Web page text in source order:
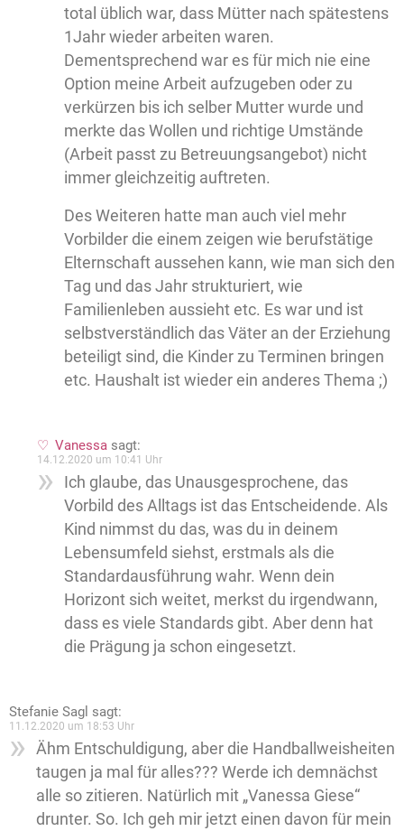
total üblich war, dass Mütter nach spätestens
1Jahr wieder arbeiten waren.
Dementsprechend war es für mich nie eine
Option meine Arbeit aufzugeben oder zu
verkürzen bis ich selber Mutter wurde und
merkte das Wollen und richtige Umstände
(Arbeit passt zu Betreuungsangebot) nicht
immer gleichzeitig auftreten.
Des Weiteren hatte man auch viel mehr
Vorbilder die einem zeigen wie berufstätige
Elternschaft aussehen kann, wie man sich den
Tag und das Jahr strukturiert, wie
Familienleben aussieht etc. Es war und ist
selbstverständlich das Väter an der Erziehung
beteiligt sind, die Kinder zu Terminen bringen
etc. Haushalt ist wieder ein anderes Thema ;)
Vanessa sagt:
14.12.2020 um 10:41 Uhr
Ich glaube, das Unausgesprochene, das
Vorbild des Alltags ist das Entscheidende. Als
Kind nimmst du das, was du in deinem
Lebensumfeld siehst, erstmals als die
Standardausführung wahr. Wenn dein
Horizont sich weitet, merkst du irgendwann,
dass es viele Standards gibt. Aber denn hat
die Prägung ja schon eingesetzt.
Stefanie Sagl sagt:
11.12.2020 um 18:53 Uhr
Ähm Entschuldigung, aber die Handballweisheiten
taugen ja mal für alles??? Werde ich demnächst
alle so zitieren. Natürlich mit „Vanessa Giese“
drunter. So. Ich geh mir jetzt einen davon für mein